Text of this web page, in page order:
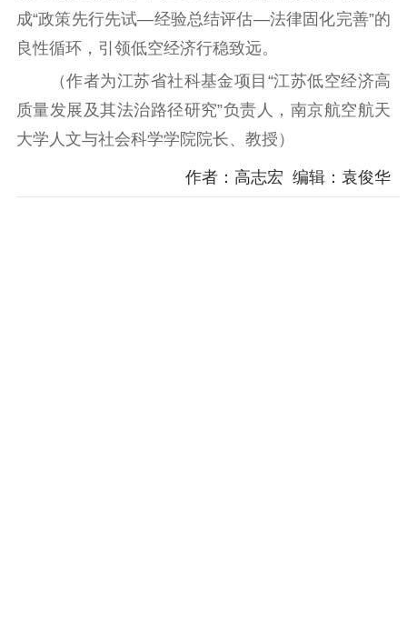
成“政策先行先试—经验总结评估—法律固化完善”的
良性循环，引领低空经济行稳致远。
（作者为江苏省社科基金项目“江苏低空经济高
质量发展及其法治路径研究”负责人，南京航空航天
大学人文与社会科学学院院长、教授）
作者：高志宏 编辑：袁俊华